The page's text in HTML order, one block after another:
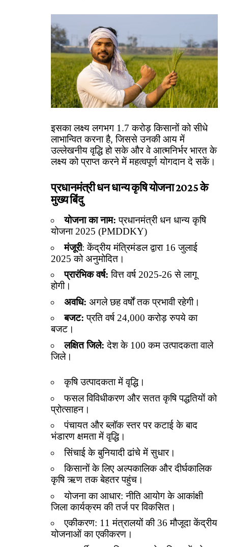
इसका लक्ष्य लगभग 1.7 करोड़ किसानों को सीधे
लाभान्वित करना है, जिससे उनकी आय में
उल्लेखनीय वृद्धि हो सके और वे आत्मनिर्भर भारत के
लक्ष्य को प्राप्त करने में महत्वपूर्ण योगदान दे सकें।
प्रधानमंत्री धन धान्य कृषि योजना 2025 के
मुख्य बिंदु
योजना का नाम: प्रधानमंत्री धन धान्य कृषि
योजना 2025 (PMDDKY)
मंजूरी: केंद्रीय मंत्रिमंडल द्वारा 16 जुलाई
2025 को अनुमोदित।
प्रारंभिक वर्ष: वित्त वर्ष 2025-26 से लागू
होगी।
अवधि: अगले छह वर्षों तक प्रभावी रहेगी।
बजट: प्रति वर्ष 24,000 करोड़ रुपये का
बजट।
लक्षित जिले: देश के 100 कम उत्पादकता वाले
जिले।
कृषि उत्पादकता में वृद्धि।
फसल विविधीकरण और सतत कृषि पद्धतियों को
प्रोत्साहन।
पंचायत और ब्लॉक स्तर पर कटाई के बाद
भंडारण क्षमता में वृद्धि।
सिंचाई के बुनियादी ढांचे में सुधार।
किसानों के लिए अल्पकालिक और दीर्घकालिक
कृषि ऋण तक बेहतर पहुंच।
योजना का आधार: नीति आयोग के आकांक्षी
जिला कार्यक्रम की तर्ज पर विकसित।
एकीकरण: 11 मंत्रालयों की 36 मौजूदा केंद्रीय
योजनाओं का एकीकरण।